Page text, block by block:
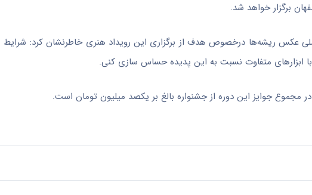
برگزار خواهد شد.
عکس ریشه‌ها درخصوصهدف از برگزاری این رویداد هنری خاطرنشان کرد:
ابزارهای متفاوت نسبت به این پدیده حساس سازی کنی.
جوایز این دوره از جشنواره بالغ بر یکصد میلیون تومان است.